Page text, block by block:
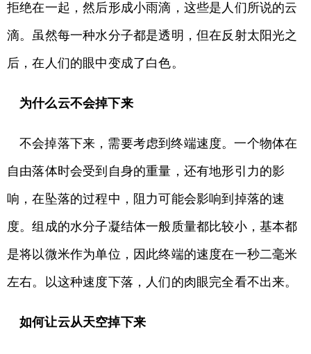
拒绝在一起，然后形成小雨滴，这些是人们所说的云
滴。虽然每一种水分子都是透明，但在反射太阳光之
后，在人们的眼中变成了白色。
为什么云不会掉下来
不会掉落下来，需要考虑到终端速度。一个物体在
自由落体时会受到自身的重量，还有地形引力的影
响，在坠落的过程中，阻力可能会影响到掉落的速
度。组成的水分子凝结体一般质量都比较小，基本都
是将以微米作为单位，因此终端的速度在一秒二毫米
左右。以这种速度下落，人们的肉眼完全看不出来。
如何让云从天空掉下来